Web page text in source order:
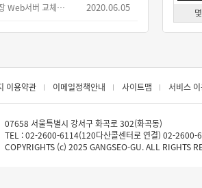
자치구 열린데이터광장 Web서버 교체작업으로 인한 서비스 중단 안내 2020.06.05
이용약관 이메일정책안내 사이트맵 서비스
07658 서울특별시 강서구 화곡로 302(화곡동)
TEL : 02-2600-6114(120다산콜센터로 연결) 02-2600-
COPYRIGHTS (c) 2025 GANGSEO-GU. ALL RIGHTS